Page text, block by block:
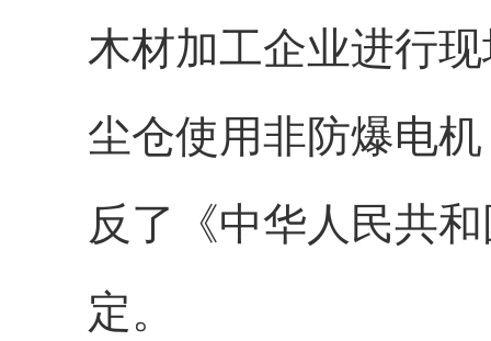
木材加工企业进行
尘仓使用非防爆电
反了《中华人民共
定。